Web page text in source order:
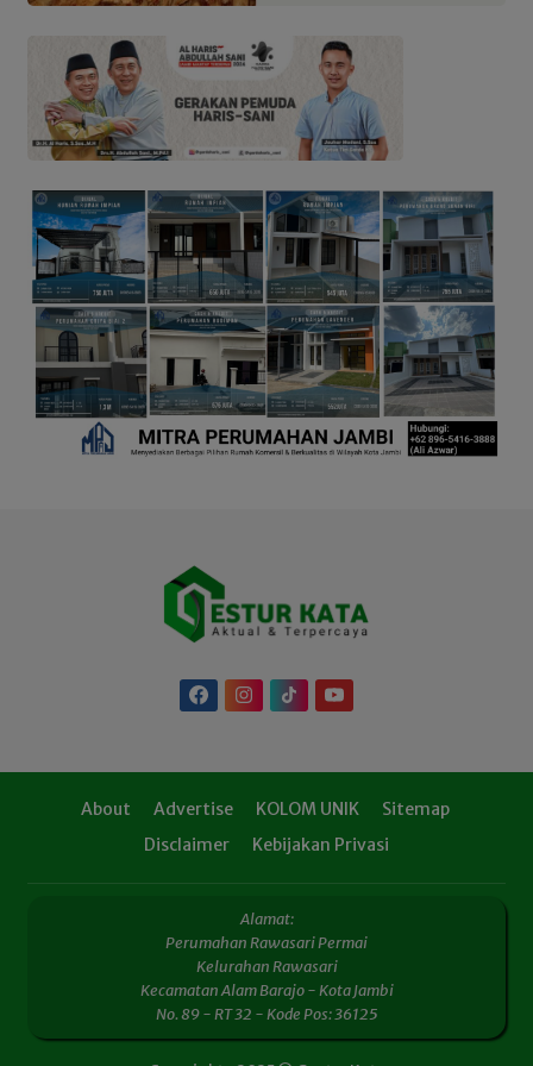
About Advertise KOLOM UNIK
Sitemap
Disclaimer
Kebijakan Privasi
Alamat:
Perumahan Rawasari Permai
Kelurahan Rawasari
Kecamatan Alam Barajo - Kota Jambi
No. 89 - RT 32 - Kode Pos: 36125